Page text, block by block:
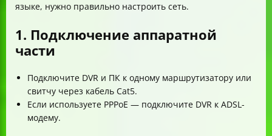
языке, нужно правильно настроить сеть.
1. Подключение аппаратной
части
Подключите DVR и ПК к одному маршрутизатору или
свитчу через кабель Cat5.
Если используете PPPoE — подключите DVR к ADSL-
модему.